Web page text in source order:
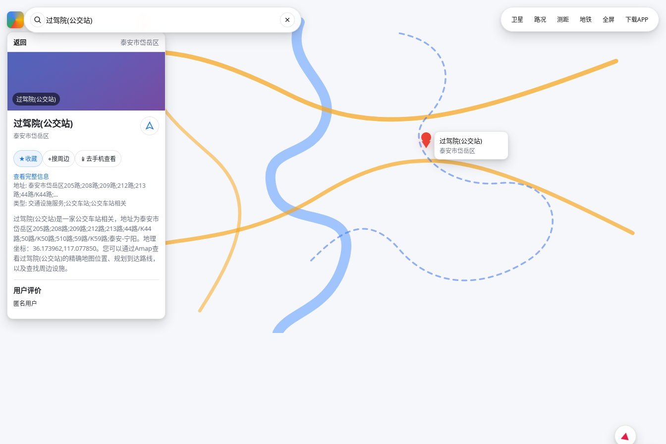
返回 泰安市岱岳区
过驾院(公交站)
过驾院(公交站)
泰安市岱岳区
★收藏 ⌖搜周边 📱 去手机查看
查看完整信息
地址: 泰安市岱岳区205路;208路;209路;212路;213
路;44路/K44路;...
类型: 交通设施服务;公交车站;公交车站相关
过驾院(公交站)是一家公交车站相关，地址为泰安市
岱岳区205路;208路;209路;212路;213路;44路/K44
路;50路/K50路;510路;59路/K59路;泰安-宁阳。地理
坐标：36.173962,117.077850。您可以通过Amap查
看过驾院(公交站)的精确地图位置、规划到达路线，
以及查找周边设施。
用户评价
匿名用户
过驾院(公交站)
泰安市岱岳区
卫星 路况 测距 地铁 全屏 下载APP